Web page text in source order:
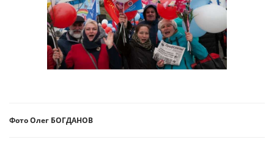
Фото Олег БОГДАНОВ